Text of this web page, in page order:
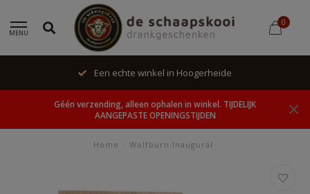
MENU
0
Een echte winkel in Hoogerheide
Géén verzending, alleen ophalen in winkel. TIJDELIJK
AANGEPASTE OPENINGSTIJDEN
Home Wolfburn Inaugural